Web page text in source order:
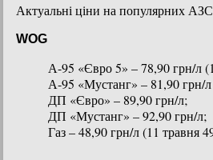
Актуальні ціни на популярних
WOG
А-95 «Євро 5» – 78,90 грн/л
А-95 «Мустанг» – 81,90 грн/
ДП «Євро» – 89,90 грн/л;
ДП «Мустанг» – 92,90 грн/л;
Газ – 48,90 грн/л (11 травня